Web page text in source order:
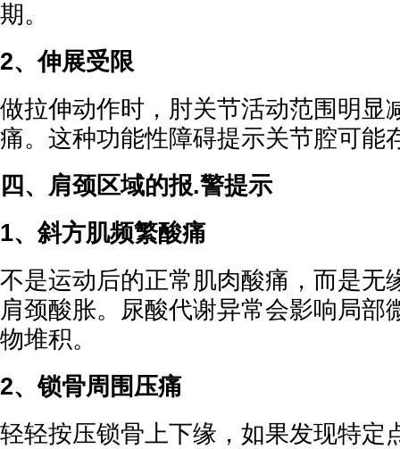
期。
2、伸展受限
做拉伸动作时，肘关节活动范围明显
痛。这种功能性障碍提示关节腔可能
四、肩颈区域的报.警提示
1、斜方肌频繁酸痛
不是运动后的正常肌肉酸痛，而是无
肩颈酸胀。尿酸代谢异常会影响局部
物堆积。
2、锁骨周围压痛
轻轻按压锁骨上下缘，如果发现特定